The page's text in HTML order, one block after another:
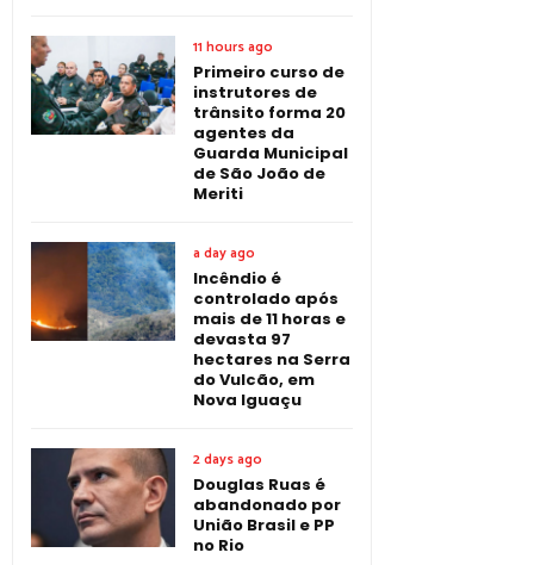
11 hours ago
Primeiro curso de
instrutores de
trânsito forma 20
agentes da
Guarda Municipal
de São João de
Meriti
a day ago
Incêndio é
controlado após
mais de 11 horas e
devasta 97
hectares na Serra
do Vulcão, em
Nova Iguaçu
2 days ago
Douglas Ruas é
abandonado por
União Brasil e PP
no Rio